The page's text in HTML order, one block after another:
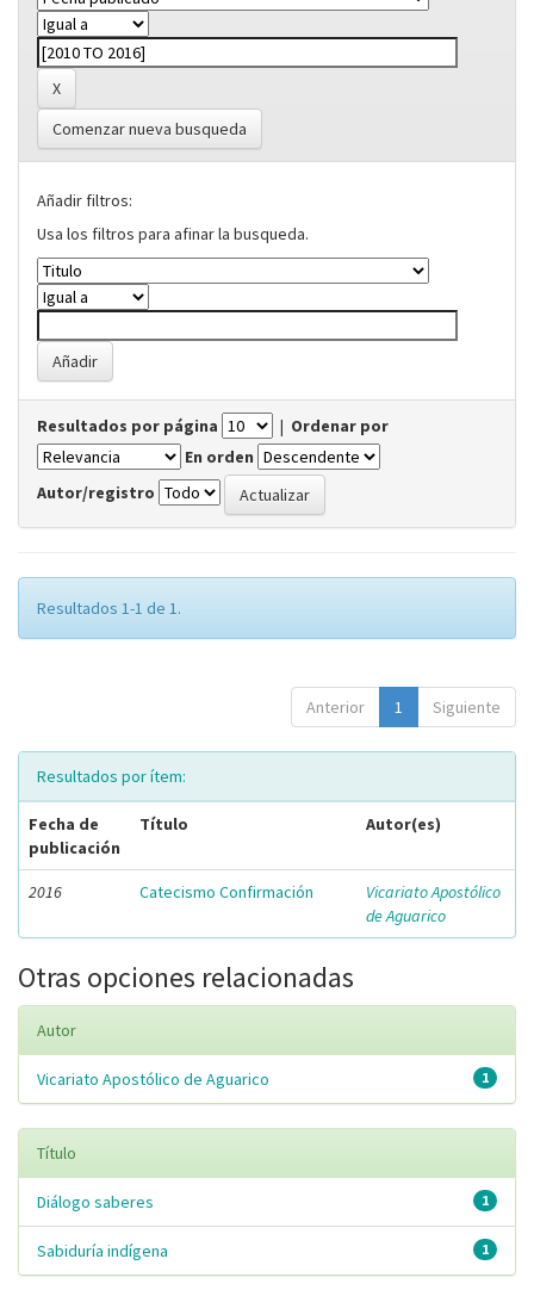
Comenzar nueva busqueda
Añadir filtros:
Usa los filtros para afinar la busqueda.
Resultados por página | Ordenar por
En orden
Autor/registro
Resultados 1-1 de 1.
Anterior 1 Siguiente
Resultados por ítem:
Fecha de
publicación
Título Autor(es)
2016 Catecismo Confirmación
Vicariato Apostólico
de Aguarico
Otras opciones relacionadas
Autor
1
Vicariato Apostólico de Aguarico
Título
1
Diálogo saberes
1
Sabiduría indígena